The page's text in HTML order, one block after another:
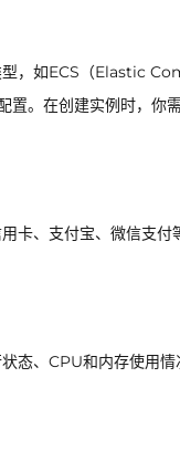
型，如ECS（Elastic
。在创建实例时，你
卡、支付宝、微信支付
态、CPU和内存使用情